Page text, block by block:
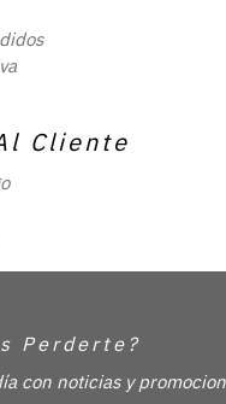
Cliente
Perderte?
con noticias y